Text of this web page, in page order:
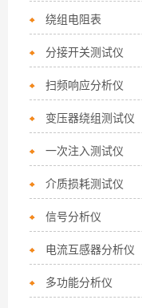
绕组电阻表
分接开关测试仪
扫频响应分析仪
变压器绕组测试仪
一次注入测试仪
介质损耗测试仪
信号分析仪
电流互感器分析仪
多功能分析仪